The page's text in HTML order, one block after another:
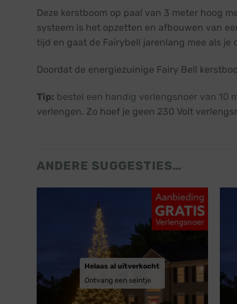
Deze kerstboom op paal van 3 meter hoog
systeem is het opzetten en afbouwen van
tijd en gaat de Fairybell jarenlang mee als
Doordat de energiezuinige Fairy Bell
Tip: bestel een handig verlengsnoer van 10
verlengen. Zo hoef je geen 230 Volt
ANDERE SUGGESTIES…
Helaas al uitverkocht
Ontvang een seintje